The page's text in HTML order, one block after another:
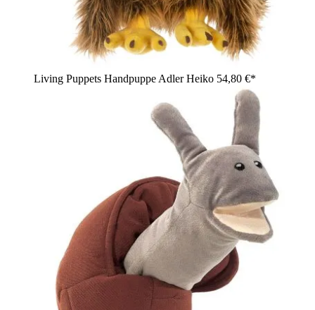
Living Puppets Handpuppe Adler Heiko 54,80 €*